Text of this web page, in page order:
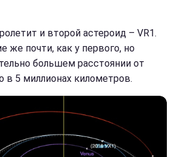
и второй астероид – VR1.
же почти, как у первого, но
большем расстоянии от
в 5 миллионах километров.